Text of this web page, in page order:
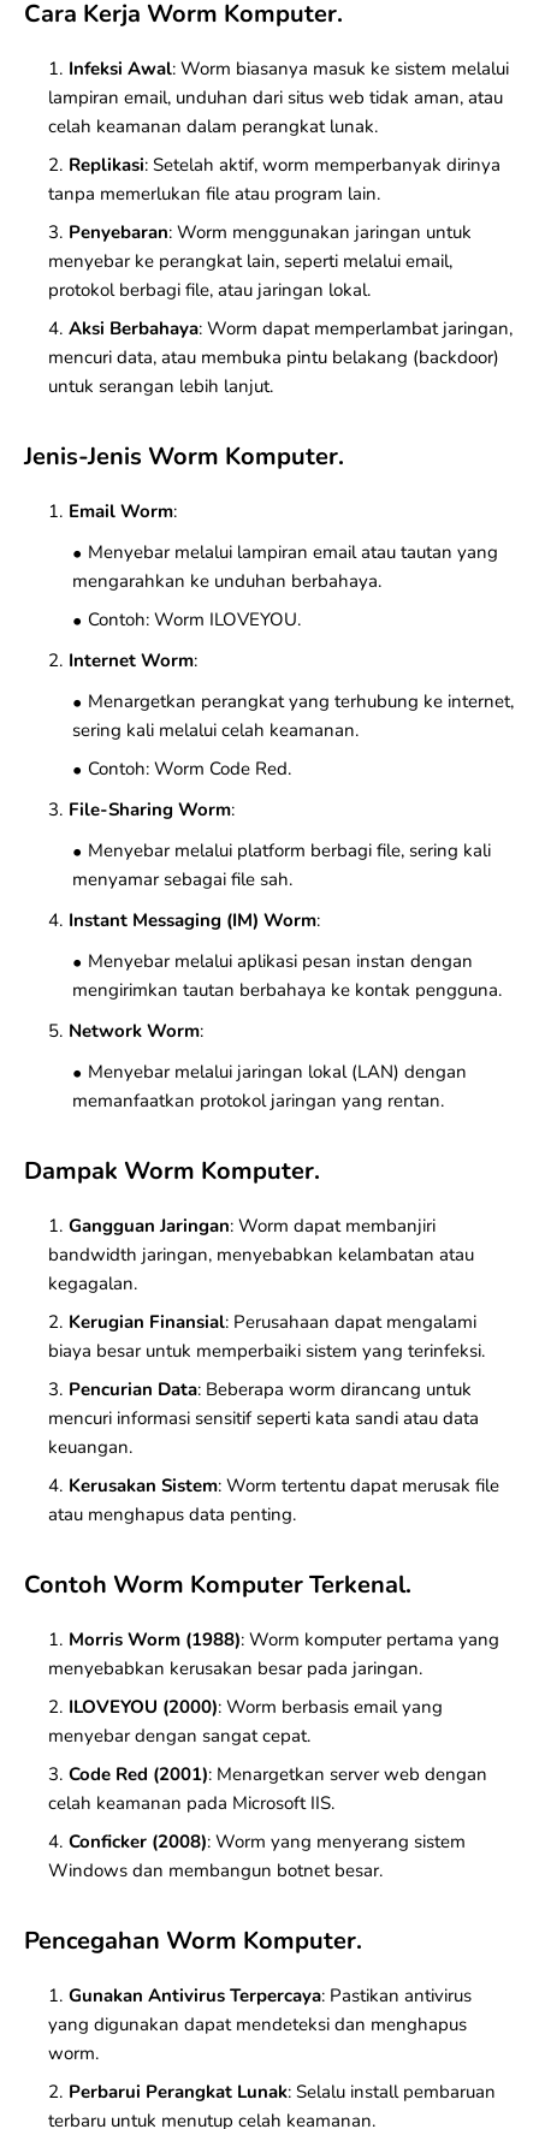
Cara Kerja Worm Komputer.
Infeksi Awal: Worm biasanya masuk ke sistem melalui
lampiran email, unduhan dari situs web tidak aman, atau
celah keamanan dalam perangkat lunak.
Replikasi: Setelah aktif, worm memperbanyak dirinya
tanpa memerlukan file atau program lain.
Penyebaran: Worm menggunakan jaringan untuk
menyebar ke perangkat lain, seperti melalui email,
protokol berbagi file, atau jaringan lokal.
Aksi Berbahaya: Worm dapat memperlambat jaringan,
mencuri data, atau membuka pintu belakang (backdoor)
untuk serangan lebih lanjut.
Jenis-Jenis Worm Komputer.
Email Worm:
Menyebar melalui lampiran email atau tautan yang
mengarahkan ke unduhan berbahaya.
Contoh: Worm ILOVEYOU.
Internet Worm:
Menargetkan perangkat yang terhubung ke internet,
sering kali melalui celah keamanan.
Contoh: Worm Code Red.
File-Sharing Worm:
Menyebar melalui platform berbagi file, sering kali
menyamar sebagai file sah.
Instant Messaging (IM) Worm:
Menyebar melalui aplikasi pesan instan dengan
mengirimkan tautan berbahaya ke kontak pengguna.
Network Worm:
Menyebar melalui jaringan lokal (LAN) dengan
memanfaatkan protokol jaringan yang rentan.
Dampak Worm Komputer.
Gangguan Jaringan: Worm dapat membanjiri
bandwidth jaringan, menyebabkan kelambatan atau
kegagalan.
Kerugian Finansial: Perusahaan dapat mengalami
biaya besar untuk memperbaiki sistem yang terinfeksi.
Pencurian Data: Beberapa worm dirancang untuk
mencuri informasi sensitif seperti kata sandi atau data
keuangan.
Kerusakan Sistem: Worm tertentu dapat merusak file
atau menghapus data penting.
Contoh Worm Komputer Terkenal.
Morris Worm (1988): Worm komputer pertama yang
menyebabkan kerusakan besar pada jaringan.
ILOVEYOU (2000): Worm berbasis email yang
menyebar dengan sangat cepat.
Code Red (2001): Menargetkan server web dengan
celah keamanan pada Microsoft IIS.
Conficker (2008): Worm yang menyerang sistem
Windows dan membangun botnet besar.
Pencegahan Worm Komputer.
Gunakan Antivirus Terpercaya: Pastikan antivirus
yang digunakan dapat mendeteksi dan menghapus
worm.
Perbarui Perangkat Lunak: Selalu install pembaruan
terbaru untuk menutup celah keamanan.